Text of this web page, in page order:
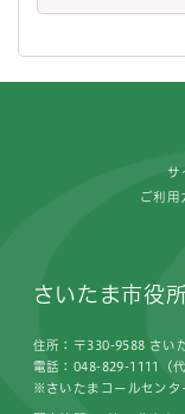
サ
ご利用
さいたま市役
住所：〒330-9588 さい
電話：048-829-1111（代
※さいたまコールセンタ